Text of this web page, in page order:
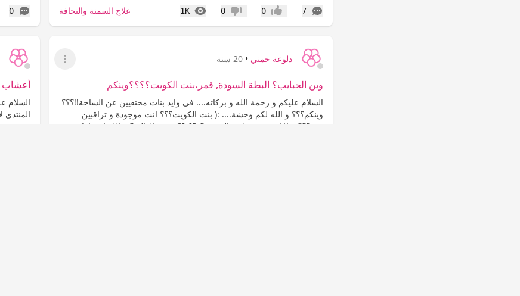
7
التعليقات إعجاب0 عدم إعجاب
0
1K
المشاهدات علاج السمنة والنحافة 0
التعليقات
دلوعة حمني • 20 سنة
عرض القائمة
وين الحبايب؟ البطة السودة, قمر،بنت الكويت؟؟؟؟وينكم
السلام عليكم و رحمة الله و بركاته.... في وايد بنات مختفيين عن الساحة!!؟؟؟
وينكم؟؟؟ و الله لكم وحشة.... :( بنت الكويت؟؟؟ انت موجودة و تراقبين
بس؟؟؟ و لا اختفيتي مثلهم يالعزيزة؟ GIvIR وينج يالغالية؟ و الله انج تاركة
أعشاب
السلام
يوجد